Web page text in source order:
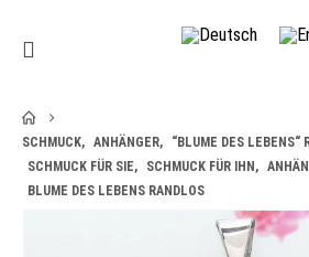
SCHMUCK, ANHÄNGER, “BLUME DES LEBENS“
SCHMUCK FÜR SIE, SCHMUCK FÜR IHN,
BLUME DES LEBENS RANDLOS